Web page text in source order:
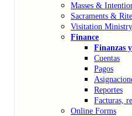
Masses &
Sacraments &
Visitation Ministry
Finance
Finanzas
Cuentas
Pagos
Reportes
Facturas,
Online Forms